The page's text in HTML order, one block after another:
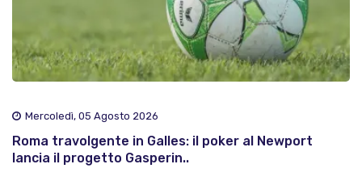
Mercoledì, 05 Agosto 2026
Roma travolgente in Galles: il poker al Newport
lancia il progetto Gasperin..